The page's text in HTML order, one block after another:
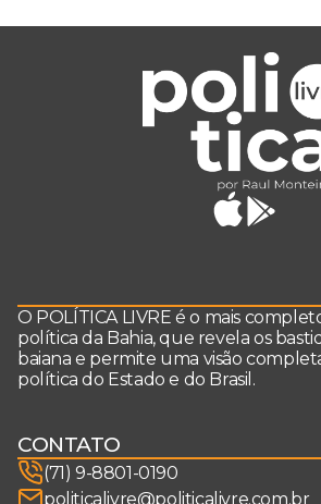
O POLÍTICA LIVRE é o mais
política da Bahia, que revela os
baiana e permite uma visão
política do Estado e do Brasil.
CONTATO
(71) 9-8801-0190
politicalivre@politicalivre.com.br